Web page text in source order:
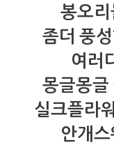
봉오리
좀더 풍
여러
몽글몽글
실크플라
안개